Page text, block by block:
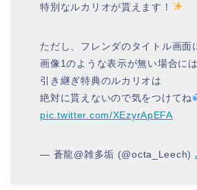
特別なルカリオが貰えます！
ただし、フレンダのタイトル画
画像1のような表示が無い場合には
引き継ぎ特典のルカリオは
絶対に貰えないので気をつけてね
pic.twitter.com/XEzyrApEFA
— 蒼龍@雑多垢 (@octa_Leech)